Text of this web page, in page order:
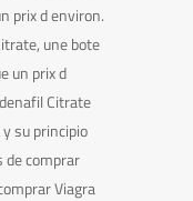
prix d environ.
une bote
un prix d
Citrate
su principio
de comprar
Viagra